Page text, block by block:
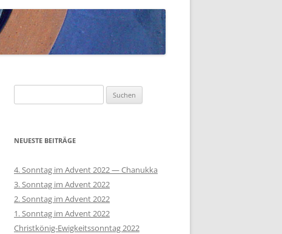
nach:
NEUESTE BEITRÄGE
4. Sonntag im Advent 2022 — Chanukka
3. Sonntag im Advent 2022
2. Sonntag im Advent 2022
1. Sonntag im Advent 2022
Christkönig-Ewigkeitssonntag 2022